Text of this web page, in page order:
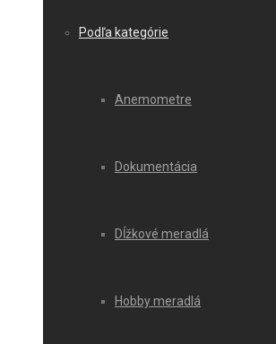
Podľa kategórie
Anemometre
Dokumentácia
Dĺžkové meradlá
Hobby meradlá